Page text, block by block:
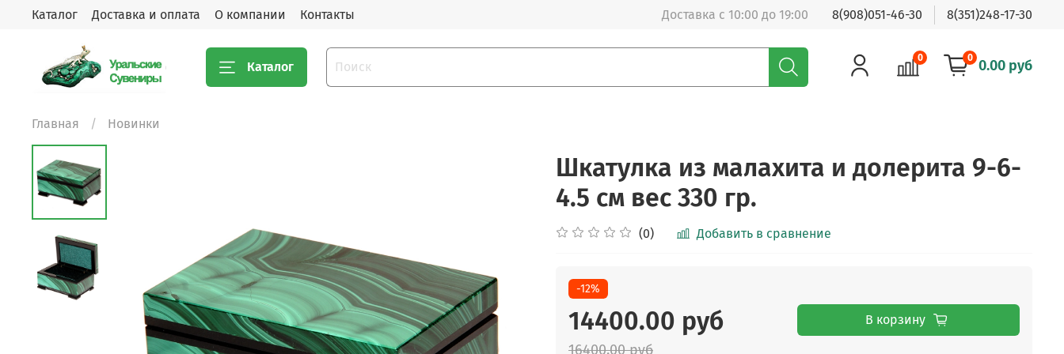
Каталог Доставка и оплата О компании Контакты Доставка с 10:00 до 19:00 8(908)051-46-30 8(351)248-17-30
Каталог
0 0 0.00 руб
Главная Новинки
Шкатулка из малахита и долерита 9-6-
4.5 см вес 330 гр.
(0) Добавить в сравнение
-12%
14400.00 руб
16400.00 руб
В корзину